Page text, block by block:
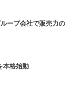
ープ会社で販売力の
本格始動